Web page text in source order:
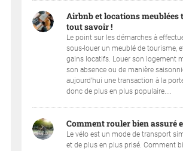
Airbnb et locations meublées
tout savoir !
Le point sur les démarches à
sous-louer un meublé de tourisme,
gains locatifs. Louer son logement
son absence ou de manière
aujourd’hui une transaction à la
donc de plus en plus populaire....
Comment rouler bien assuré
Le vélo est un mode de transport
et de plus en plus prisé. Comment